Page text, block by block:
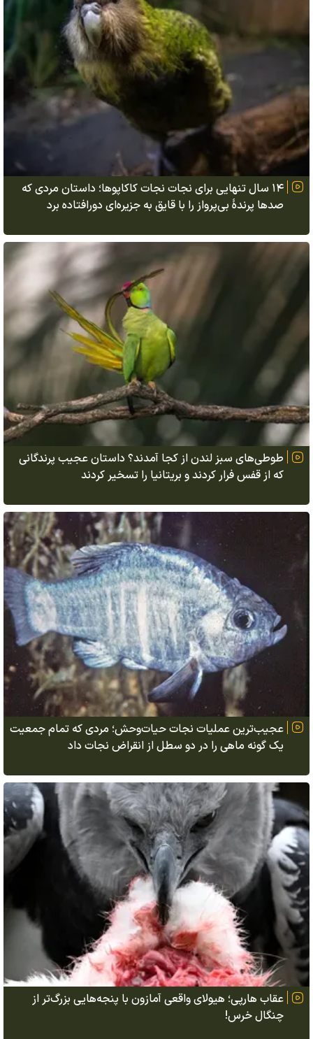
۱۴ سال تنهایی برای نجات نجات کاکاپوها؛ داستان مردی که
صدها پرندهٔ بی‌پرواز را با قایق به جزیره‌ای دورافتاده برد
طوطی‌های سبز لندن از کجا آمدند؟ داستان عجیب پرندگانی
که از قفس فرار کردند و بریتانیا را تسخیر کردند
عجیب‌ترین عملیات نجات حیات‌وحش؛ مردی که تمام جمعیت
یک گونه ماهی را در دو سطل از انقراض نجات داد
عقاب هارپی؛ هیولای واقعی آمازون با پنجه‌هایی بزرگ‌تر از
چنگال خرس!